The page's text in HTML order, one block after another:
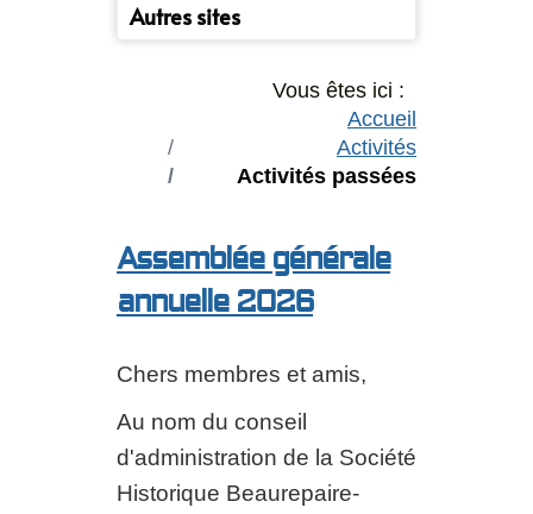
Autres sites
Vous êtes ici :
Accueil
Activités
Activités passées
Assemblée générale
annuelle 2026
Chers membres et amis,
Au nom du conseil
d'administration de la Société
Historique Beaurepaire-